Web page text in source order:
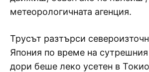
метеорологичната агенция.
Трусът разтърси
Япония по време на сутрешния
дори беше леко усетен в